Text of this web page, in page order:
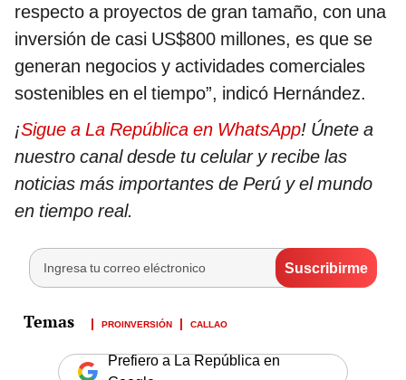
respecto a proyectos de gran tamaño, con una
inversión de casi US$800 millones, es que se
generan negocios y actividades comerciales
sostenibles en el tiempo”, indicó Hernández.
¡Sigue a La República en WhatsApp! Únete a
nuestro canal desde tu celular y recibe las
noticias más importantes de Perú y el mundo
en tiempo real.
PROINVERSIÓN CALLAO
Prefiero a La República en